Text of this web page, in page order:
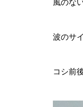
風のな
波のサ
コシ前